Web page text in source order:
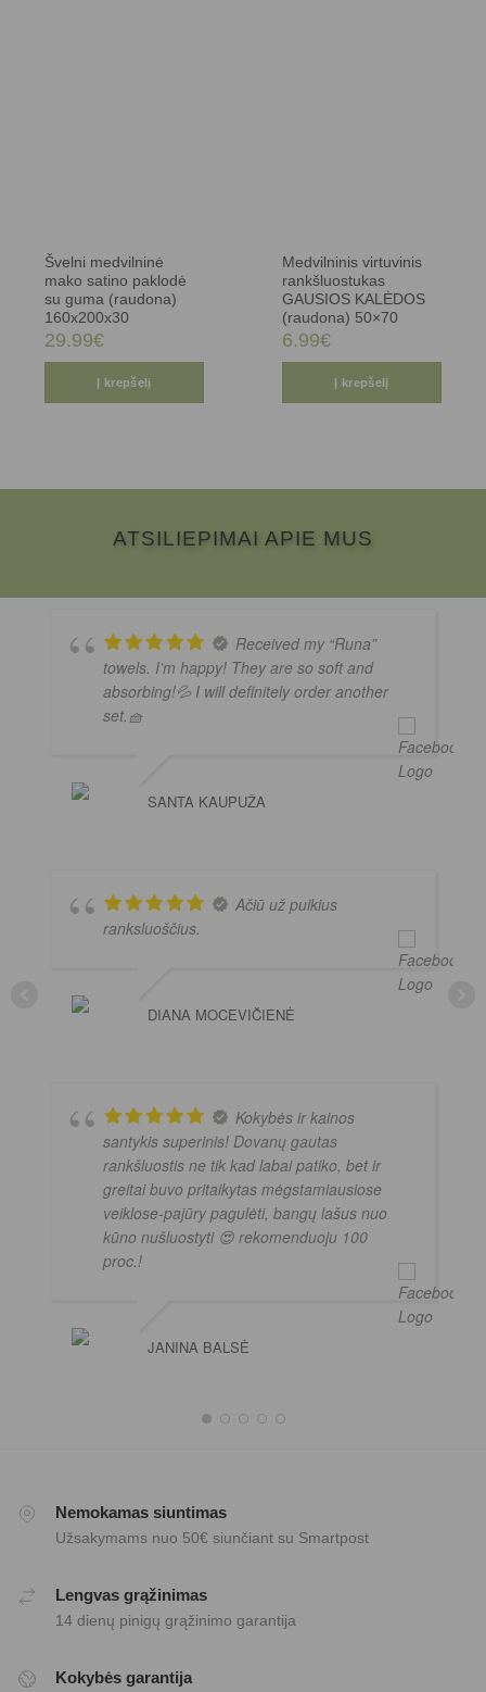
Švelni medvilninė
mako satino paklodė
su guma (raudona)
160x200x30
29.99€
Į krepšelį
Medvilninis virtuvinis
rankšluostukas
GAUSIOS KALĖDOS
(raudona) 50×70
6.99€
Į krepšelį
ATSILIEPIMAI APIE MUS
Received my “Runa”
towels. I’m happy! They are so soft and
absorbing!💦 I will definitely order another
set.🧺
SANTA KAUPUŽA
Ačiū už puikius
ranksluoščius.
DIANA MOCEVIČIENĖ
Kokybės ir kainos
santykis superinis! Dovanų gautas
rankšluostis ne tik kad labai patiko, bet ir
greitai buvo pritaikytas mėgstamiausiose
veiklose-pajūry pagulėti, bangų lašus nuo
kūno nušluostyti 😍 rekomenduoju 100
proc.!
JANINA BALSĖ
Nemokamas siuntimas
Užsakymams nuo 50€ siunčiant su Smartpost
Lengvas grąžinimas
14 dienų pinigų grąžinimo garantija
Kokybės garantija